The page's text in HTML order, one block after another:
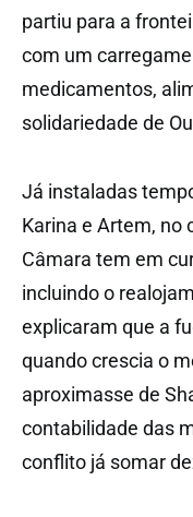
partiu para a
com um
medicamentos,
solidariedade de
Já instaladas
Karina e Artem, no
Câmara tem em
incluindo o
explicaram que a
quando crescia o
aproximasse de
contabilidade das
conflito já somar